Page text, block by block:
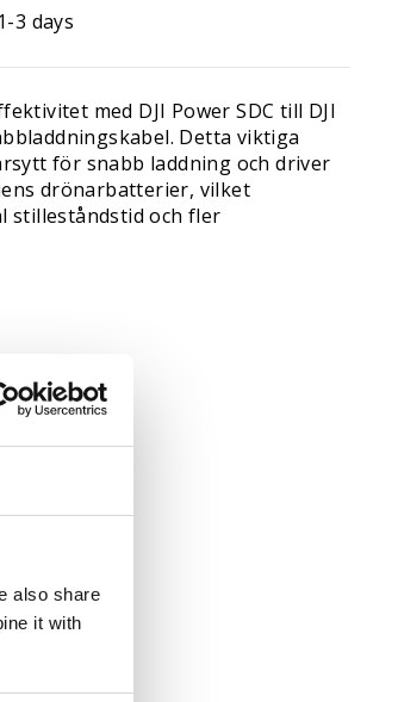
also share
it with
3 days
med DJI Power SDC till DJI
Detta viktiga
för snabb laddning och driver
drönarbatterier, vilket
stilleståndstid och fler